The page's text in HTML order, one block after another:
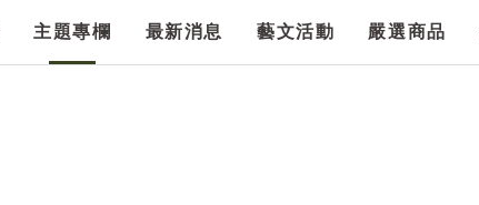
主題專欄 最新消息 藝文活動 嚴選商品